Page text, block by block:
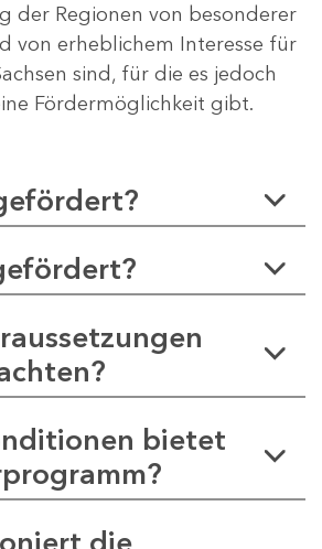
der Regionen von besonderer
von erheblichem Interesse für
sind, für die es jedoch
Fördermöglichkeit gibt.
bietet